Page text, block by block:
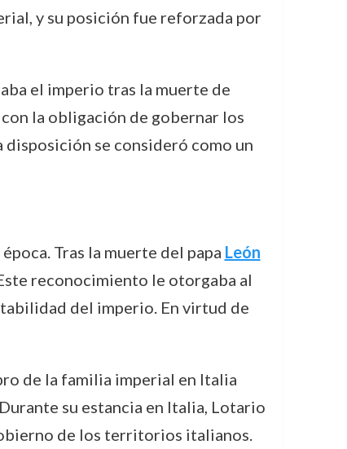
y su posición fue reforzada por
el imperio tras la muerte de
con la obligación de gobernar los
se consideró como un
Tras la muerte del papa León
reconocimiento le otorgaba al
del imperio. En virtud de
de la familia imperial en Italia
su estancia en Italia, Lotario
de los territorios italianos.